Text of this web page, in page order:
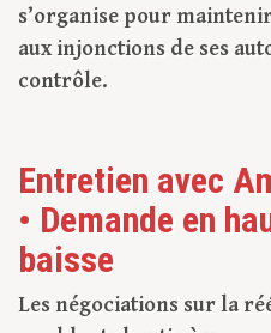
s’organise pour
aux injonctions de ses
contrôle.
Entretien avec
• Demande en
baisse
Les négociations sur la